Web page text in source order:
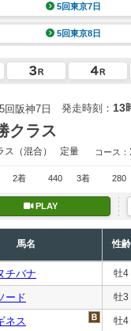
5回東京7日
5回東京8日
回阪神7日 発走時刻： 13
クラス
ス （混合） 定量 コース：
2着 440 3着 280
PLAY
馬名 性齢
チバナ 牡4
ード 牡3
ネス 牡4